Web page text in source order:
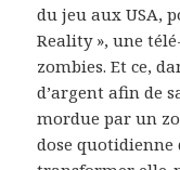
du jeu aux USA,
Reality », une
zombies. Et ce,
d’argent afin de
mordue par un
dose quotidienne